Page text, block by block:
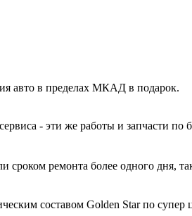
авто в пределах МКАД в подарок.
- эти же работы и запчасти по
ремонта более одного дня,
составом Golden Star по супер